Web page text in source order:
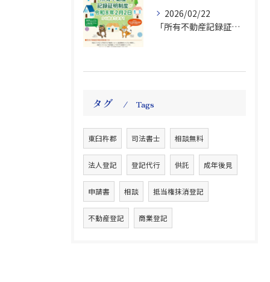
2026/02/22
「所有不動産記録証明制度」始まる
タグ Tags
東臼杵郡 司法書士 相談無料
法人登記 登記代行 供託 成年後見
申請書 相談 抵当権抹消登記
不動産登記 商業登記